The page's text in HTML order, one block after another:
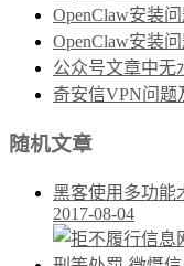
OpenClaw安装
OpenClaw安装
公众号文章中无
奇安信VPN问题
随机文章
黑客使用多功能
2017-08-04